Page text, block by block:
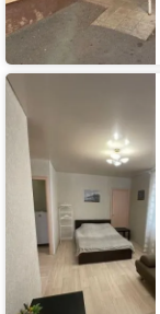
Апартаменты
Romaya
Проспект
Октября